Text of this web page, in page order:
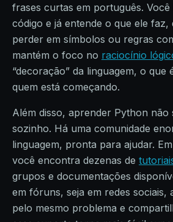
frases curtas em português.
código e já entende o que ele faz,
perder em símbolos ou regras
mantém o foco no raciocínio
“decoração” da linguagem, o que
quem está começando.
Além disso, aprender Python não
sozinho. Há uma comunidade
linguagem, pronta para ajudar.
você encontra dezenas de
grupos e documentações
em fóruns, seja em redes sociais,
pelo mesmo problema e